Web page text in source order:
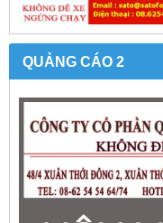
QUẢNG CÁO 2